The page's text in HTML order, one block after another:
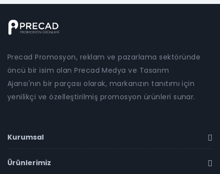
Precad Promosyon, reklam ve pazarlama sektöründe
öncü bir isim olan Precad Medya ve Tasarım
Ajansı'nın bir parçası olarak, markanızın tanıtımı için
yenilikçi ve özelleştirilmiş promosyon ürünleri sunar.
Kurumsal
Ürünlerimiz